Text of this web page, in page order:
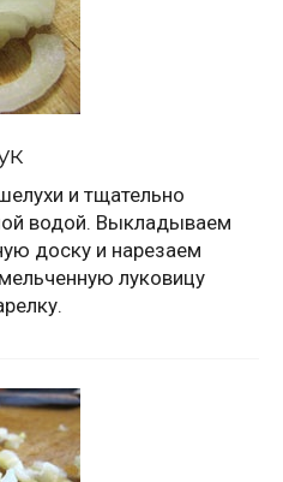
и тщательно
водой. Выкладываем
доску и нарезаем
луковицу